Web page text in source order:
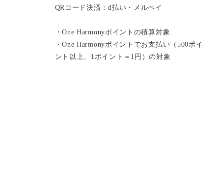
QRコード決済：d払い・メルペイ
・One Harmonyポイントの積算対象
・One Harmonyポイントでお支払い（500ポイ
ント以上、1ポイント＝1円）の対象